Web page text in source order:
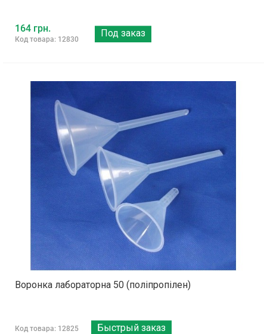
164 грн.
Код товара: 12830
Под заказ
Воронка лабораторна 50 (поліпропілен)
Код товара: 12825 Быстрый заказ